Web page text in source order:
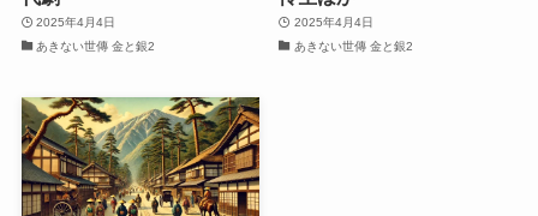
2025年4月4日
あきない世傳 金と銀2
2025年4月4日
あきない世傳 金と銀2